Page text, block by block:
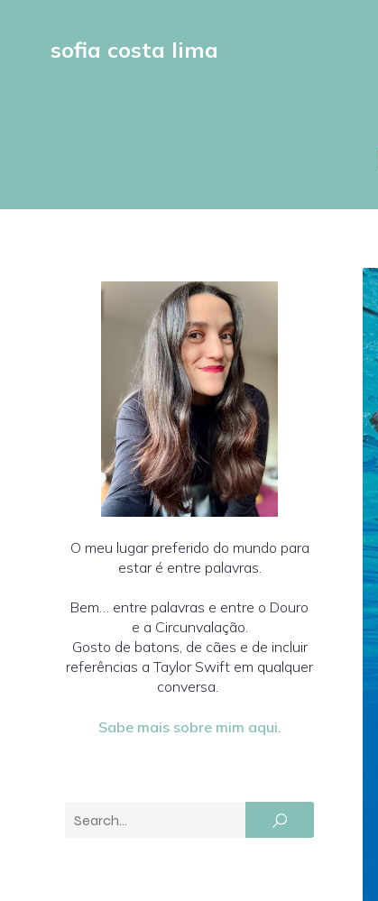
sofia costa lima
O meu lugar preferido do mundo para
estar é entre palavras.
Bem… entre palavras e entre o Douro
e a Circunvalação.
Gosto de batons, de cães e de incluir
referências a Taylor Swift em qualquer
conversa.
Sabe mais sobre mim aqui.